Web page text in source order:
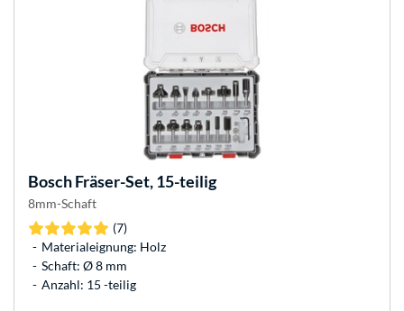
BoschFräser-Set, 15-teilig
8mm-Schaft
(7)
Materialeignung: Holz
Schaft: Ø 8 mm
Anzahl: 15 -teilig